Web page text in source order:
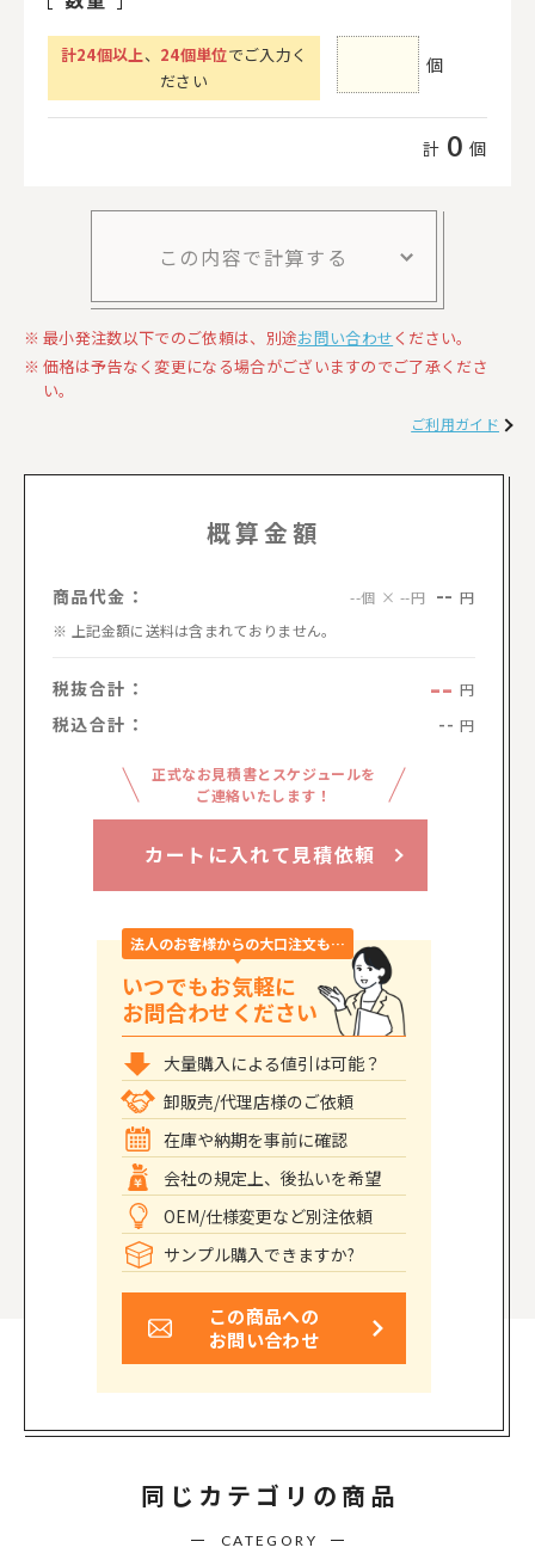
計24個以上、 24個単位でご入力く
ださい
個
計 0 個
この内容で計算する
最小発注数以下でのご依頼は、別途お問い合わせください。
価格は予告なく変更になる場合がございますのでご了承くださ
い。
ご利用ガイド
概算金額
商品代金： --個 × --円 -- 円
上記金額に送料は含まれておりません。
税抜合計： -- 円
税込合計： -- 円
正式なお見積書とスケジュールを
ご連絡いたします！
カートに入れて見積依頼
法人のお客様からの大口注文も…
いつでもお気軽に
お問合わせください
大量購入による値引は可能？
卸販売/代理店様のご依頼
在庫や納期を事前に確認
会社の規定上、後払いを希望
OEM/仕様変更など別注依頼
サンプル購入できますか?
この商品への
お問い合わせ
同じカテゴリの商品
CATEGORY